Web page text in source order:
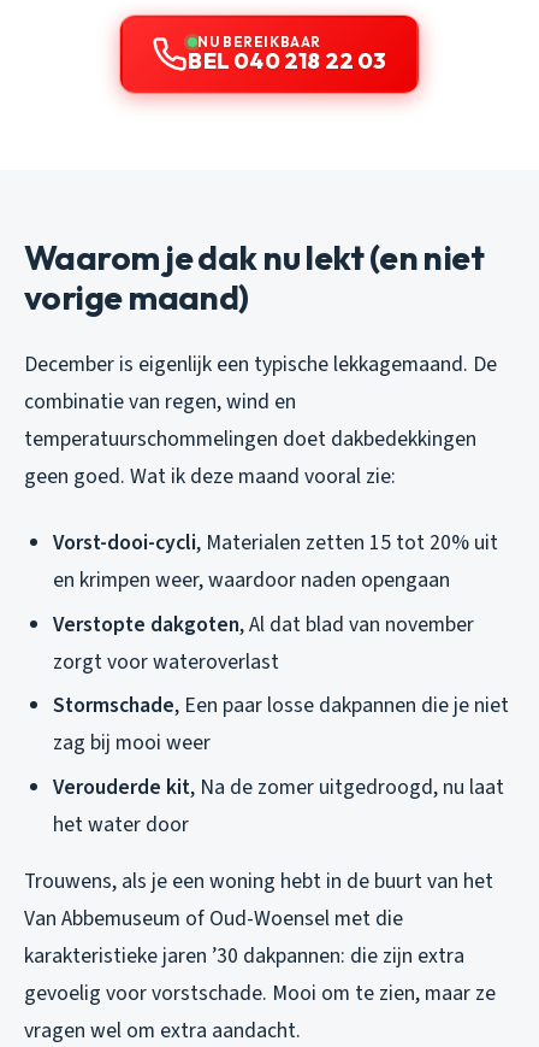
NU BEREIKBAAR
BEL 040 218 22 03
Waarom je dak nu lekt (en niet
vorige maand)
December is eigenlijk een typische lekkagemaand. De
combinatie van regen, wind en
temperatuurschommelingen doet dakbedekkingen
geen goed. Wat ik deze maand vooral zie:
Vorst-dooi-cycli, Materialen zetten 15 tot 20% uit
en krimpen weer, waardoor naden opengaan
Verstopte dakgoten, Al dat blad van november
zorgt voor wateroverlast
Stormschade, Een paar losse dakpannen die je niet
zag bij mooi weer
Verouderde kit, Na de zomer uitgedroogd, nu laat
het water door
Trouwens, als je een woning hebt in de buurt van het
Van Abbemuseum of Oud-Woensel met die
karakteristieke jaren ’30 dakpannen: die zijn extra
gevoelig voor vorstschade. Mooi om te zien, maar ze
vragen wel om extra aandacht.